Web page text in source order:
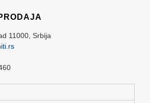
11000, Srbija